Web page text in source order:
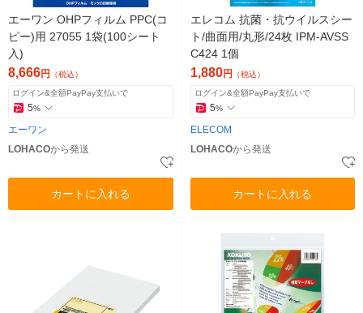
エーワン OHPフィルム PPC(コ
ピー)用 27055 1袋(100シート
入)
8,666円 （税込）
ログイン&全額PayPay支払いで
5%
エーワン
LOHACOから発送
カートに入れる
エレコム 抗菌・抗ウイルスシー
ト/曲面用/丸形/24枚 IPM-AVSS
C424 1個
1,880円 （税込）
ログイン&全額PayPay支払いで
5%
ELECOM
LOHACOから発送
カートに入れる